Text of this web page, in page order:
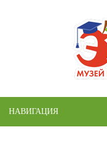
НАВИГАЦИЯ